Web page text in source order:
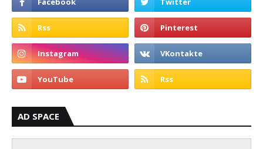
AD SPACE